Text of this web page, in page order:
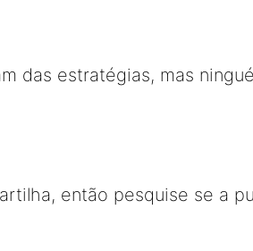
das estratégias, mas
então pesquise se a